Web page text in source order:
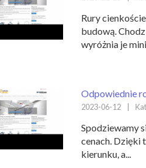
Rury
budową.
wyróżnia je
Odpowiednie
2023-06-12
Spodziewamy
cenach. Dzięki
kierunku, a...